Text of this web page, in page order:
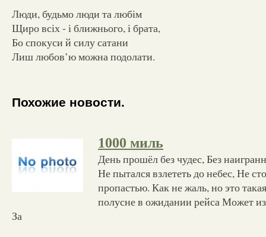
Люди, будьмо люди та любім
Щиро всіх - і ближнього, і брата,
Бо спокуси й силу сатани
Лиш любов’ю можна подолати.
Похожие новости.
1000 миль
День прошёл без чудес, Без
Не пытался взлететь до небес, Не
пропастью. Как не жаль, но это
полусне в ожидании рейса Может
За